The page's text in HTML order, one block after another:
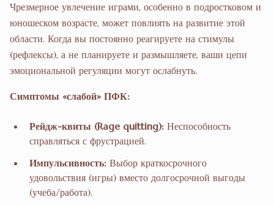
Чрезмерное увлечение играми, особенно в подростковом и
юношеском возрасте, может повлиять на развитие этой
области. Когда вы постоянно реагируете на стимулы
(рефлексы), а не планируете и размышляете, ваши цепи
эмоциональной регуляции могут ослабнуть.
Симптомы «слабой» ПФК:
Рейдж-квиты (Rage quitting): Неспособность
справляться с фрустрацией.
Импульсивность: Выбор краткосрочного
удовольствия (игры) вместо долгосрочной выгоды
(учеба/работа).